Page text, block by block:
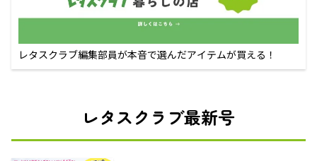
レタスクラブ編集部員が本音で選んだアイテムが買える！
レタスクラブ最新号